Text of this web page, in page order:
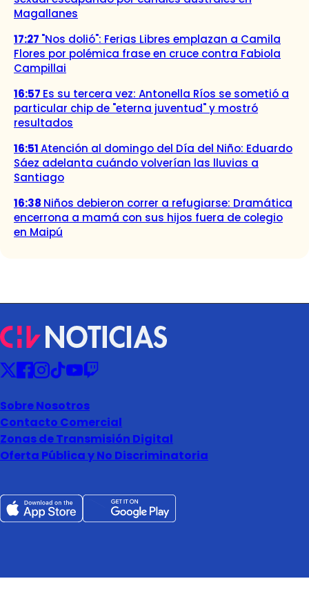
Magallanes
17:27 "Nos dolió": Ferias Libres emplazan a Camila
Flores por polémica frase en cruce contra Fabiola
Campillai
16:57 Es su tercera vez: Antonella Ríos se sometió a
particular chip de "eterna juventud" y mostró
resultados
16:51Atención al domingo del Día del Niño: Eduardo
Sáez adelanta cuándo volverían las lluvias a
Santiago
16:38 Niños debieron correr a refugiarse: Dramática
encerrona a mamá con sus hijos fuera de colegio
en Maipú
Sobre Nosotros
Contacto Comercial
Zonas de Transmisión Digital
Oferta Pública y No Discriminatoria